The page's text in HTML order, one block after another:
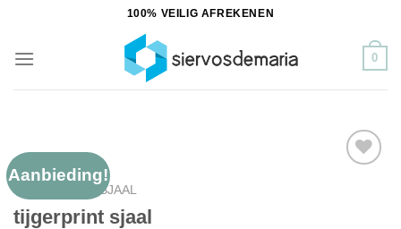
inhoud
100% VEILIG AFREKENEN
0
Aanbieding!
TIJGERPRINT SJAAL
tijgerprint sjaal